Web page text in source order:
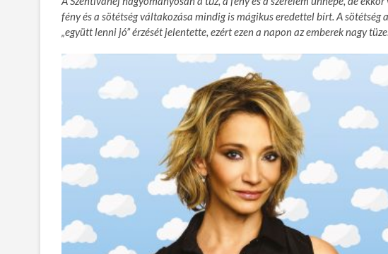
fény és a sötétség váltakozása mindig is mágikus eredettel bírt. A
„együtt lenni jó” érzését jelentette, ezért ezen a napon az emberek nagy